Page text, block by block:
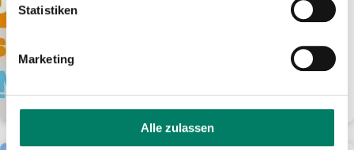
Statistiken
Marketing
Alle zulassen
deutlich vor Kasalla und Klüngelköpp
+++ „Karnevalsmaus“ wird auf allen
WEITERLESEN